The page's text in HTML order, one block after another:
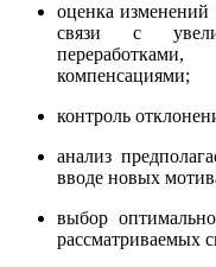
оценка изменений
связи с
компенсациями;
контроль
анализ
вводе новых
выбор
рассматриваемых